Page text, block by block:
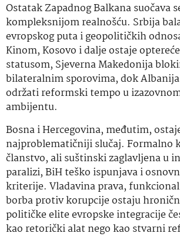
Ostatak Zapadnog Balkana suočava
kompleksnijom realnošću. Srbija
evropskog puta i geopolitičkih
Kinom, Kosovo i dalje ostaje
statusom, Sjeverna Makedonija
bilateralnim sporovima, dok
održati reformski tempo u
ambijentu.
Bosna i Hercegovina, međutim,
najproblematičniji slučaj. Formalno
članstvo, ali suštinski zaglavljena u
paralizi, BiH teško ispunjava i
kriterije. Vladavina prava,
borba protiv korupcije ostaju
političke elite evropske integracije
kao retorički alat nego kao stvarni